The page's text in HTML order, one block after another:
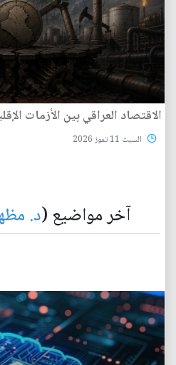
الاقتصاد العراقي بين الأزمات
السبت 11 تموز 2026
آخر مواضيع (د.